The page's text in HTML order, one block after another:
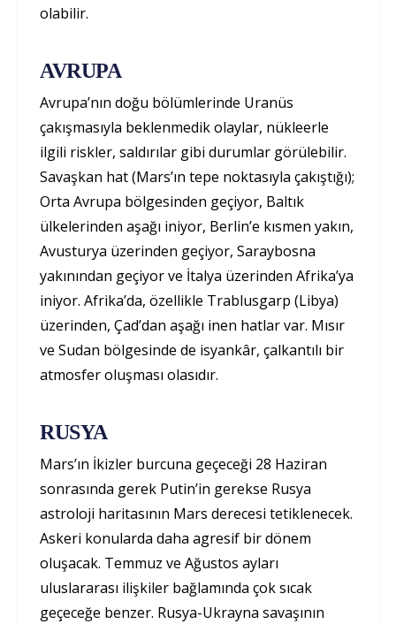
olabilir.
AVRUPA
Avrupa’nın doğu bölümlerinde Uranüs
çakışmasıyla beklenmedik olaylar, nükleerle
ilgili riskler, saldırılar gibi durumlar görülebilir.
Savaşkan hat (Mars’ın tepe noktasıyla çakıştığı);
Orta Avrupa bölgesinden geçiyor, Baltık
ülkelerinden aşağı iniyor, Berlin’e kısmen yakın,
Avusturya üzerinden geçiyor, Saraybosna
yakınından geçiyor ve İtalya üzerinden Afrika’ya
iniyor. Afrika’da, özellikle Trablusgarp (Libya)
üzerinden, Çad’dan aşağı inen hatlar var. Mısır
ve Sudan bölgesinde de isyankâr, çalkantılı bir
atmosfer oluşması olasıdır.
RUSYA
Mars’ın İkizler burcuna geçeceği 28 Haziran
sonrasında gerek Putin’in gerekse Rusya
astroloji haritasının Mars derecesi tetiklenecek.
Askeri konularda daha agresif bir dönem
oluşacak. Temmuz ve Ağustos ayları
uluslararası ilişkiler bağlamında çok sıcak
geçeceğe benzer. Rusya-Ukrayna savaşının